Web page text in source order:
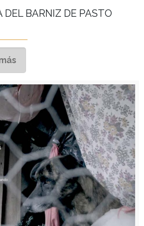
DEL BARNIZ DE PASTO